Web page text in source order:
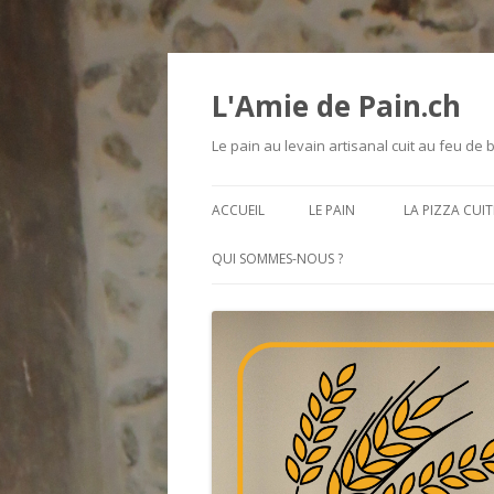
L'Amie de Pain.ch
Le pain au levain artisanal cuit au feu de
ACCUEIL LE PAIN
INGRÉDIENTS
LA TAILLE / LE POIDS ET LA
FORME DES PAINS
LES BLÉS ANCIENS
LES FOURNÉES
LA PIZZA
QUI SOMMES-NOUS ?